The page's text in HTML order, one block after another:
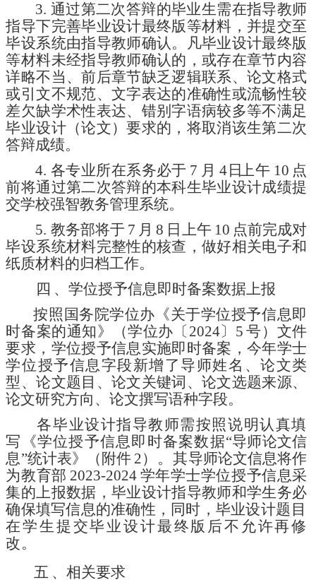
3. 通过第二次答辩的毕业生需在指导教师
指导下完善毕业设计最终版等材料，并提交至
毕设系统由指导教师确认。凡毕业设计最终版
等材料未经指导教师确认的，或存在章节内容
详略不当、前后章节缺乏逻辑联系、论文格式
或引文不规范、文字表达的准确性或流畅性较
差欠缺学术性表达、错别字语病较多等不满足
毕业设计（论文）要求的，将取消该生第二次
答辩成绩。
4. 各专业所在系务必于 7 月 4 日上午 10 点
前将通过第二次答辩的本科生毕业设计成绩提
交学校强智教务管理系统。
5. 教务部将于 7 月 8 日上午 10 点前完成对
毕设系统材料完整性的核查，做好相关电子和
纸质材料的归档工作。
四 、学位授予信息即时备案数据上报
按照国务院学位办《关于学位授予信息即
时备案的通知》（学位办〔 2024〕5 号）文件
要求，学位授予信息实施即时备案，今年学士
学位授予信息字段新增了 导师姓名、论文类
型、论文题目 、 论文关键词、论文选题来源、
论文研究方向 、论文撰写语种字段。
各毕业设计指导教师需按照说明认真填
写《学位授予信息即时备案数据“导师论文信
息”统计表》（附件 2） 。 其导师论文信息将作
为教育部 2023-2024 学年学士学位授予信息采
集的上报数据，毕业设计指导教师和学生务必
确保填写信息的准确性，同时，毕业设计题目
在学生提交毕业设计最终版后不允许再修
改。
五 、相关要求